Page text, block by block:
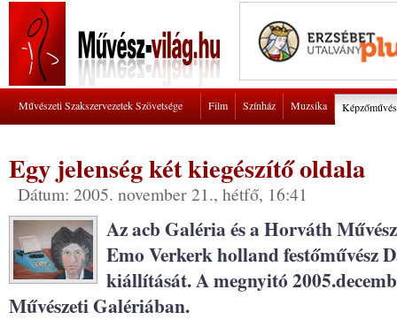
Művészeti Szakszervezetek Szövetsége Film Színház Muzsika
Egy jelenség két kiegészítő oldala
Dátum: 2005. november 21., hétfő, 16:41
Az acb Galéria és a Horváth
Emo Verkerk holland festőművész
kiállítását. A megnyitó
Művészeti Galériában.